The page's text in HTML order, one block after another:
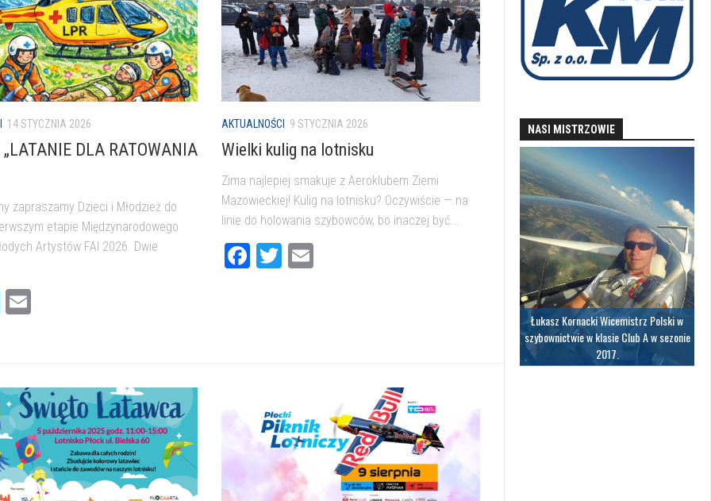
526F
LOTNICZY
GALERIA
PŁOCKICH
FOTOGRAFÓW.
GALERIA
14 STYCZNIA 2026
DLA RATOWANIA
zapraszamy Dzieci i Młodzież do
etapie Międzynarodowego
Artystów FAI 2026. Dwie
Twitter
AKTUALNOŚCI 9 STYCZNIA 2026
Wielki kulig na lotnisku
Zima najlepiej smakuje z Aeroklubem Ziemi
Mazowieckiej! Kulig na lotnisku? Oczywiście — na
linie do holowania szybowców, bo inaczej być...
Facebook
Twitter
NASI MISTRZOWIE
Łukasz Kornacki Wicemistrz Polski w
szybownictwie w klasie Club A w sezonie
2017.